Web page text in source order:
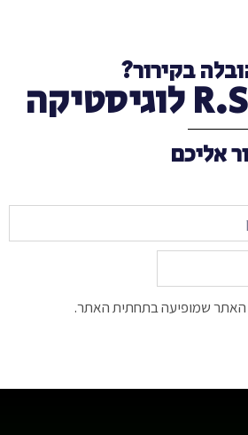
בקירור?
אליכם
שמופיעה בתחתית האתר.